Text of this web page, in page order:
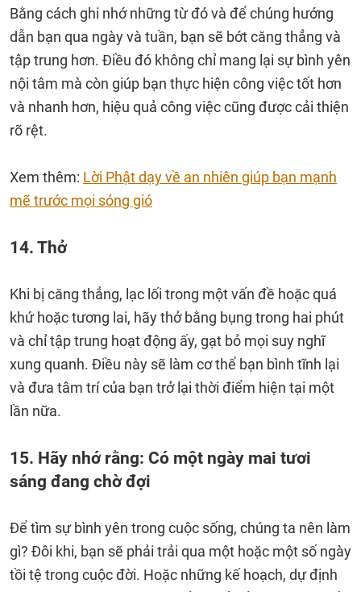
Bằng cách ghi nhớ những từ đó và để chúng hướng
dẫn bạn qua ngày và tuần, bạn sẽ bớt căng thẳng và
tập trung hơn. Điều đó không chỉ mang lại sự bình yên
nội tâm mà còn giúp bạn thực hiện công việc tốt hơn
và nhanh hơn, hiệu quả công việc cũng được cải thiện
rõ rệt.
Xem thêm: Lời Phật dạy về an nhiên giúp bạn mạnh
mẽ trước mọi sóng gió
14. Thở
Khi bị căng thẳng, lạc lối trong một vấn đề hoặc quá
khứ hoặc tương lai, hãy thở bằng bụng trong hai phút
và chỉ tập trung hoạt động ấy, gạt bỏ mọi suy nghĩ
xung quanh. Điều này sẽ làm cơ thể bạn bình tĩnh lại
và đưa tâm trí của bạn trở lại thời điểm hiện tại một
lần nữa.
15. Hãy nhớ rằng: Có một ngày mai tươi
sáng đang chờ đợi
Để tìm sự bình yên trong cuộc sống, chúng ta nên làm
gì? Đôi khi, bạn sẽ phải trải qua một hoặc một số ngày
tồi tệ trong cuộc đời. Hoặc những kế hoạch, dự định